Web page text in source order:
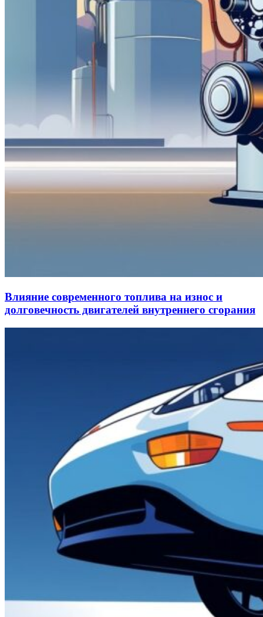
Влияние современного топлива на износ и
долговечность двигателей внутреннего сгорания